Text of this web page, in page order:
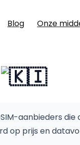
Blog Onze
aanbieders die
op prijs en